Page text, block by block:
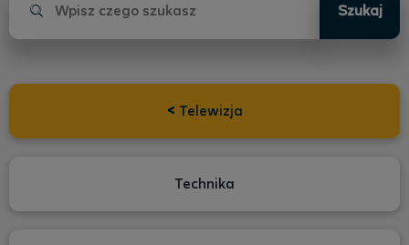
Szukaj
< Telewizja
Technika